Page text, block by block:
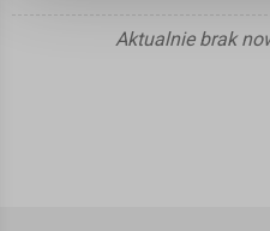
Aktualnie brak